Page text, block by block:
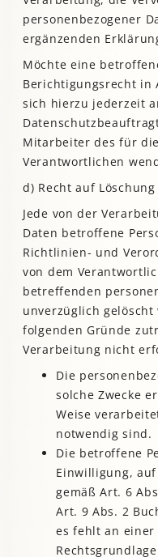
personenbezogener
ergänzenden
Möchte eine
Berichtigungsrecht in
sich hierzu jederzeit
Mitarbeiter des für
Verantwortlichen
d) Recht auf
Jede von der
Daten betroffene
Richtlinien- und
von dem
betreffenden
unverzüglich
folgenden Gründe
Verarbeitung nicht
Die
solche Zwecke
Weise
notwendig sind.
Die betroffene
Einwilligung,
gemäß Art. 6
Art. 9 Abs. 2
es fehlt an